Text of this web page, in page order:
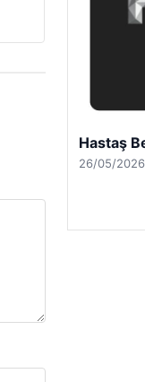
Prenses
29/04/2026